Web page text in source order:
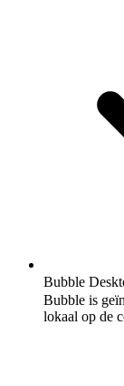
Bubble
Bubble is
lokaal op de